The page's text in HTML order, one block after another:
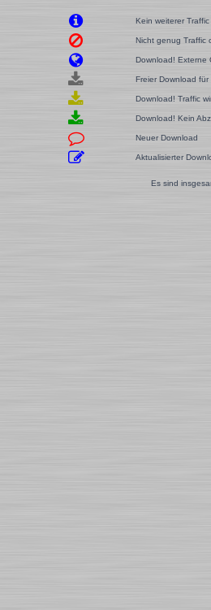
Kein weiterer
Nicht genug Traffic
Download! Externe
Freier Download
Download! Traffic
Download! Kein
Neuer Download
Aktualisierter
Es sind